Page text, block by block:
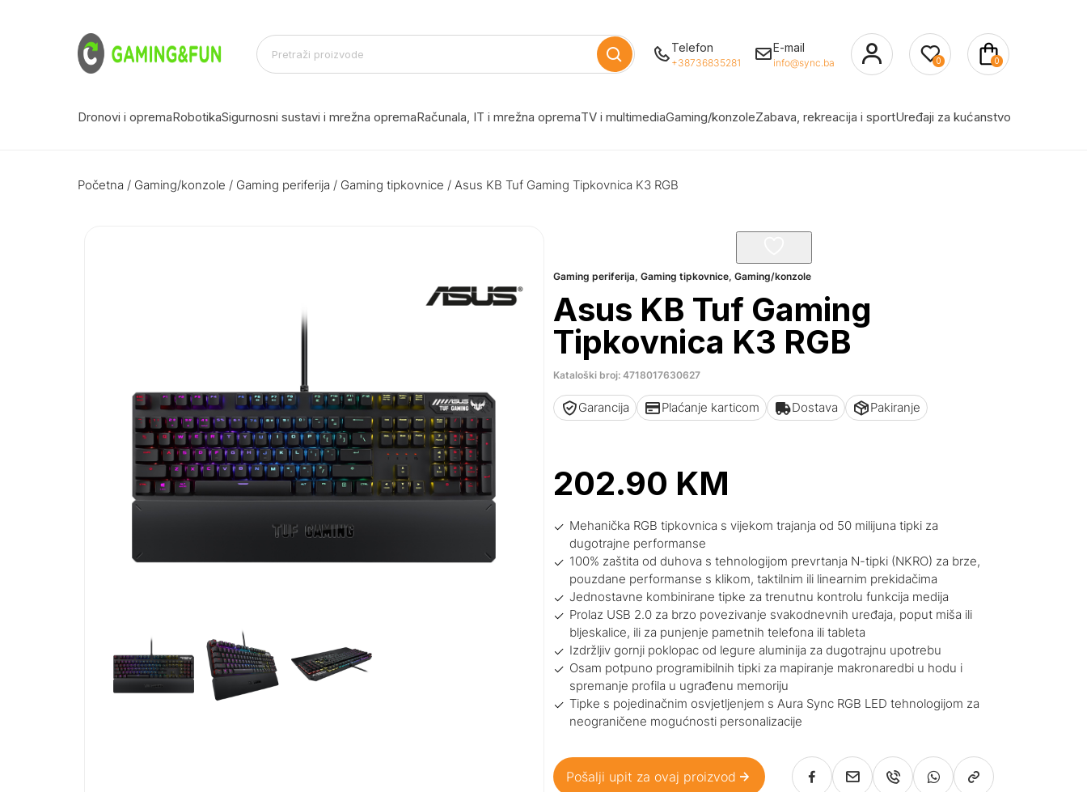
Telefon
+38736835281
E-mail
info@sync.ba 0 0
Dronovi i opremaRobotikaSigurnosni sustavi i mrežna opremaRačunala, IT i mrežna opremaTV i multimediaGaming/konzoleZabava, rekreacija i sportUređaji za kućanstvo
Početna / Gaming/konzole / Gaming periferija / Gaming tipkovnice / Asus KB Tuf Gaming Tipkovnica K3 RGB
Gaming periferija,Gaming tipkovnice,Gaming/konzole
Asus KB Tuf Gaming
Tipkovnica K3 RGB
Kataloški broj: 4718017630627
Garancija Plaćanje karticom Dostava Pakiranje
202.90 KM
Mehanička RGB tipkovnica s vijekom trajanja od 50 milijuna tipki za
dugotrajne performanse
100% zaštita od duhova s tehnologijom prevrtanja N-tipki (NKRO) za brze,
pouzdane performanse s klikom, taktilnim ili linearnim prekidačima
Jednostavne kombinirane tipke za trenutnu kontrolu funkcija medija
Prolaz USB 2.0 za brzo povezivanje svakodnevnih uređaja, poput miša ili
bljeskalice, ili za punjenje pametnih telefona ili tableta
Izdržljiv gornji poklopac od legure aluminija za dugotrajnu upotrebu
Osam potpuno programibilnih tipki za mapiranje makronaredbi u hodu i
spremanje profila u ugrađenu memoriju
Tipke s pojedinačnim osvjetljenjem s Aura Sync RGB LED tehnologijom za
neograničene mogućnosti personalizacije
Pošalji upit za ovaj proizvod